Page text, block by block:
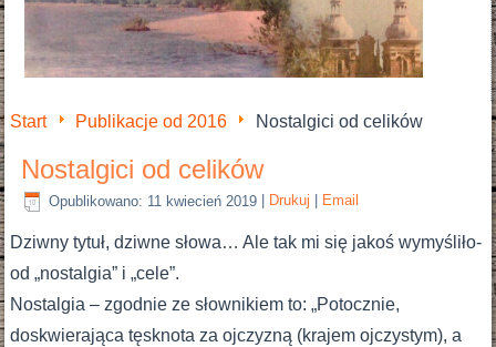
Start Publikacje od 2016 Nostalgici od celików
Nostalgici od celików
Opublikowano: 11 kwiecień 2019 Drukuj Email
Dziwny tytuł, dziwne słowa… Ale tak mi się jakoś wymyśliło-
od „nostalgia” i „cele”.
Nostalgia – zgodnie ze słownikiem to: „Potocznie,
doskwierająca tęsknota za ojczyzną (krajem ojczystym), a